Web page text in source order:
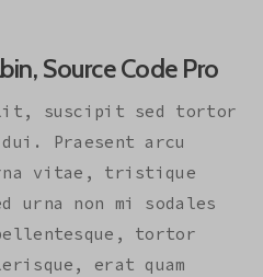
Source Code Pro
suscipit sed tortor
Praesent arcu
vitae, tristique
urna non mi sodales
tortor
erat quam